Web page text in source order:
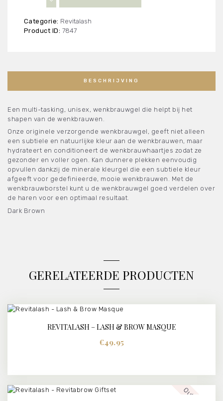
Def
Brow
Categorie: Revitalash
Product ID: 7847
BESCHRIJVING
Een multi-tasking, unisex, wenkbrauwgel die helpt bij het
shapen van de wenkbrauwen.
Onze originele verzorgende wenkbrauwgel, geeft niet alleen
een subtiele en natuurlijke kleur aan de wenkbrauwen, maar
hydrateert en conditioneert de wenkbrauwhaartjes zodat ze
gezonder en voller ogen. Kan dunnere plekken eenvoudig
opvullen dankzij de minerale kleurgel die een subtiele kleur
afgeeft voor gedefinieerde, mooie wenkbrauwen. Met de
wenkbrauwborstel kunt u de wenkbrauwgel goed verdelen over
de haren voor een optimaal resultaat.
Dark Brown
GERELATEERDE PRODUCTEN
BUY NOW DETAILS
REVITALASH – LASH & BROW MASQUE
€49.95